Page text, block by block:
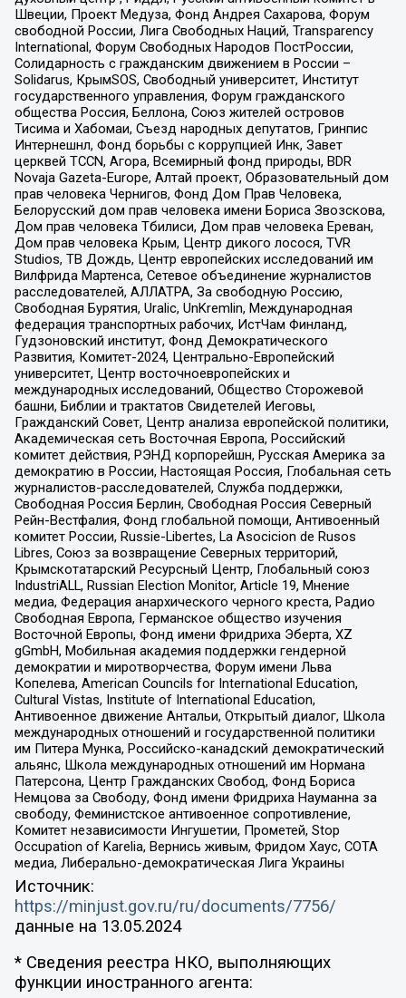
Швеции, Проект Медуза, Фонд Андрея Сахарова, Форум
свободной России, Лига Свободных Наций, Transparеncy
International, Форум Свободных Народов ПостРоссии,
Солидарность с гражданским движением в России –
Solidarus, КрымSOS, Свободный университет, Институт
государственного управления, Форум гражданского
общества Россия, Беллона, Союз жителей островов
Тисима и Хабомаи, Съезд народных депутатов, Гринпис
Интернешнл, Фонд борьбы с коррупцией Инк, Завет
церквей TCCN, Агора, Всемирный фонд природы, BDR
Novaja Gazeta-Europe, Алтай проект, Образовательный дом
прав человека Чернигов, Фонд Дом Прав Человека,
Белорусский дом прав человека имени Бориса Звозскова,
Дом прав человека Тбилиси, Дом прав человека Ереван,
Дом прав человека Крым, Центр дикого лосося, TVR
Studios, ТВ Дождь, Центр европейских исследований им
Вилфрида Мартенса, Сетевое объединение журналистов
расследователей, АЛЛАТРА, За свободную Россию,
Свободная Бурятия, Uralic, UnKremlin, Международная
федерация транспортных рабочих, ИстЧам Финланд,
Гудзоновский институт, Фонд Демократического
Развития, Комитет-2024, Центрально-Европейский
университет, Центр восточноевропейских и
международных исследований, Общество Сторожевой
башни, Библии и трактатов Свидетелей Иеговы,
Гражданский Совет, Центр анализа европейской политики,
Академическая сеть Восточная Европа, Российский
комитет действия, РЭНД корпорейшн, Русская Америка за
демократию в России, Настоящая Россия, Глобальная сеть
журналистов-расследователей, Служба поддержки,
Свободная Россия Берлин, Свободная Россия Северный
Рейн-Вестфалия, Фонд глобальной помощи, Антивоенный
комитет России, Russie-Libertes, La Asocicion de Rusos
Libres, Союз за возвращение Северных территорий,
Крымскотатарский Ресурсный Центр, Глобальный союз
IndustriALL, Russian Election Monitor, Article 19, Мнение
медиа, Федерация анархического черного креста, Радио
Свободная Европа, Германское общество изучения
Восточной Европы, Фонд имени Фридриха Эберта, XZ
gGmbH, Мобильная академия поддержки гендерной
демократии и миротворчества, Форум имени Льва
Копелева, American Councils for International Education,
Cultural Vistas, Institute of International Education,
Антивоенное движение Антальи, Открытый диалог, Школа
международных отношений и государственной политики
им Питера Мунка, Российско-канадский демократический
альянс, Школа международных отношений им Нормана
Патерсона, Центр Гражданских Свобод, Фонд Бориса
Немцова за Свободу, Фонд имени Фридриха Науманна за
свободу, Феминистское антивоенное сопротивление,
Комитет независимости Ингушетии, Прометей, Stop
Occupation of Karelia, Вернись живым, Фридом Хаус, СОТА
медиа, Либерально-демократическая Лига Украины
Источник:
https://minjust.gov.ru/ru/documents/7756/
данные на 13.05.2024
* Сведения реестра НКО, выполняющих
функции иностранного агента: